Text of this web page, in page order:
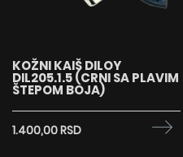
KOŽNI KAIŠ DILOY
DIL205.1.5 (CRNI SA PLAVIM
ŠTEPOM BOJA)
1.400,00 RSD